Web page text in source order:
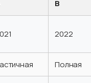
B
2022
Полная